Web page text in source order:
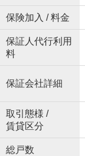
保険加入 / 料金
保証人代行利用
料
保証会社詳細
取引態様 /
賃貸区分
総戸数